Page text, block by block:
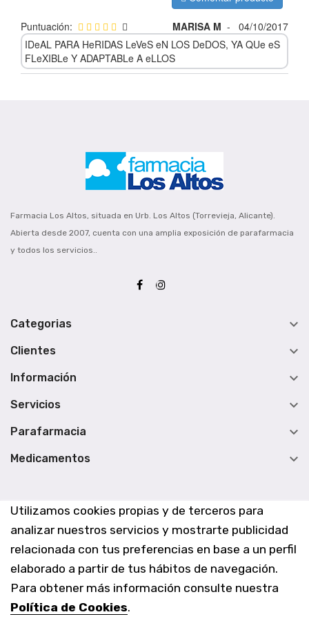
Utilizamos cookies propias y de terceros para
analizar nuestros servicios y mostrarte publicidad
relacionada con tus preferencias en base a un perfil
elaborado a partir de tus hábitos de navegación.
Para obtener más información consulte nuestra
Política de Cookies.
Puntuación: MARISA M -
04/10/2017
IDeAL PARA HeRIDAS LeVeS eN LOS DeDOS, YA QUe eS
FLeXIBLe Y ADAPTABLe A eLLOS
Farmacia Los Altos, situada en Urb. Los Altos (Torrevieja, Alicante).
Abierta desde 2007, cuenta con una amplia exposición de parafarmacia
y todos los servicios..
Categorias 
Clientes 
Información 
Servicios 
Parafarmacia 
Medicamentos 